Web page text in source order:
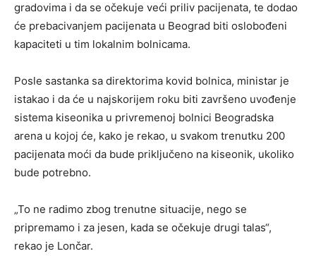
gradovima i da se očekuje veći priliv pacijenata, te dodao
će prebacivanjem pacijenata u Beograd biti oslobođeni
kapaciteti u tim lokalnim bolnicama.
Posle sastanka sa direktorima kovid bolnica, ministar je
istakao i da će u najskorijem roku biti završeno uvođenje
sistema kiseonika u privremenoj bolnici Beogradska
arena u kojoj će, kako je rekao, u svakom trenutku 200
pacijenata moći da bude priključeno na kiseonik, ukoliko
bude potrebno.
„To ne radimo zbog trenutne situacije, nego se
pripremamo i za jesen, kada se očekuje drugi talas“,
rekao je Lončar.